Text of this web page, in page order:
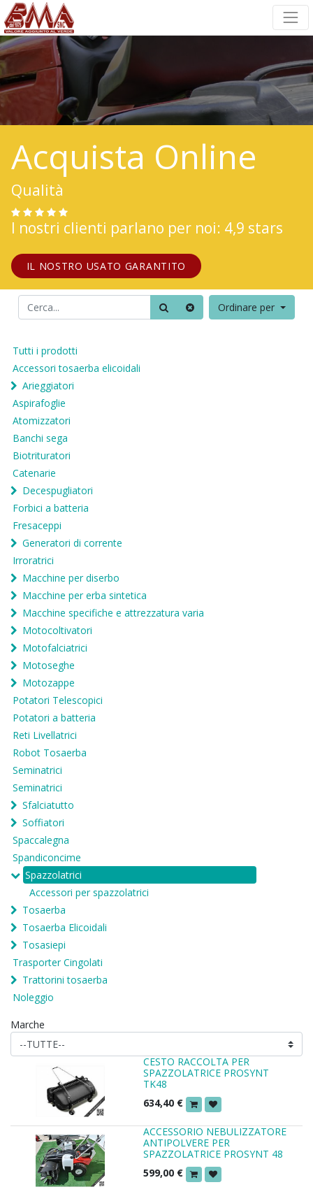
Acquista Online
Qualità
I nostri clienti parlano per noi: 4,9 stars
IL NOSTRO USATO GARANTITO
Ordinare per
Tutti i prodotti
Accessori tosaerba elicoidali
Arieggiatori
Aspirafoglie
Atomizzatori
Banchi sega
Biotrituratori
Catenarie
Decespugliatori
Forbici a batteria
Fresaceppi
Generatori di corrente
Irroratrici
Macchine per diserbo
Macchine per erba sintetica
Macchine specifiche e attrezzatura varia
Motocoltivatori
Motofalciatrici
Motoseghe
Motozappe
Potatori Telescopici
Potatori a batteria
Reti Livellatrici
Robot Tosaerba
Seminatrici
Seminatrici
Sfalciatutto
Soffiatori
Spaccalegna
Spandiconcime
Spazzolatrici
Accessori per spazzolatrici
Tosaerba
Tosaerba Elicoidali
Tosasiepi
Trasporter Cingolati
Trattorini tosaerba
Noleggio
Marche
CESTO RACCOLTA PER
SPAZZOLATRICE PROSYNT
TK48
634,40 €
ACCESSORIO NEBULIZZATORE
ANTIPOLVERE PER
SPAZZOLATRICE PROSYNT 48
599,00 €